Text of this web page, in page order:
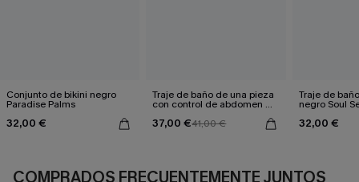
Conjunto de bikini negro
Paradise Palms
32,00 €
Traje de baño de una pieza
con control de abdomen On
37,00 €41,00 €
Traje de
negro Soul
32,00 €
COMPRADOS FRECUENTEMENTE JUNTOS